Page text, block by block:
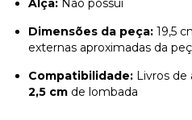
Alça: Não possui
Dimensões da peça: 19,5
externas aproximadas da
Compatibilidade: Livros de
2,5 cm de lombada